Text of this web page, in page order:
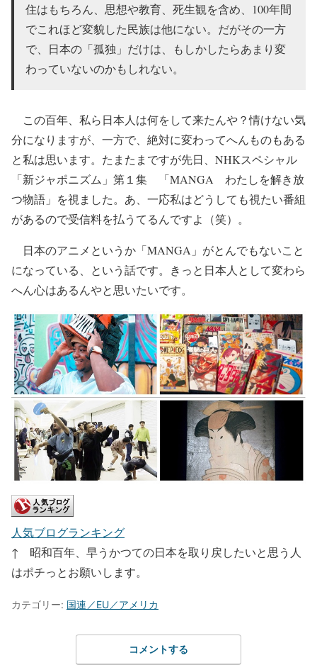
住はもちろん、思想や教育、死生観を含め、100年間
でこれほど変貌した民族は他にない。だがその一方
で、日本の「孤独」だけは、もしかしたらあまり変
わっていないのかもしれない。
この百年、私ら日本人は何をして来たんや？情けない気
分になりますが、一方で、絶対に変わってへんものもある
と私は思います。たまたまですが先日、NHKスペシャル
「新ジャポニズム」第１集 「MANGA わたしを解き放
つ物語」を視ました。あ、一応私はどうしても視たい番組
があるので受信料を払うてるんですよ（笑）。
日本のアニメというか「MANGA」がとんでもないこと
になっている、という話です。きっと日本人として変わら
へん心はあるんやと思いたいです。
人気ブログランキング
↑ 昭和百年、早うかつての日本を取り戻したいと思う人
はポチっとお願いします。
カテゴリー: 国連／EU／アメリカ
コメントする